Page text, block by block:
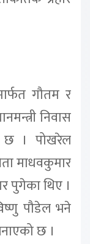
गौतम र
निवास
छ । पोखरेल
माधवकुमार
पुगेका थिए ।
पौडेल भने
छ ।